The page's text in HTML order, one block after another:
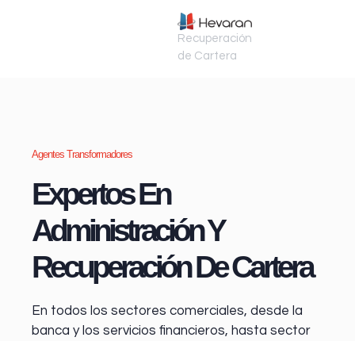
Recuperación
de Cartera
Agentes Transformadores
Expertos En
Administración Y
Recuperación De Cartera
En todos los sectores comerciales, desde la
banca y los servicios financieros, hasta sector